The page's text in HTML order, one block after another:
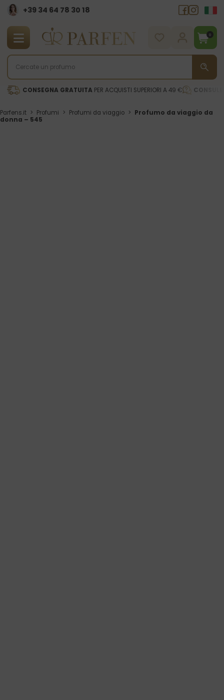
+39 34 64 78 30 18
0
CONSEGNA GRATUITA PER ACQUISTI SUPERIORI A 49 €
Parfens.it > Profumi > Profumi da viaggio > Profumo da viaggio da
donna – 545